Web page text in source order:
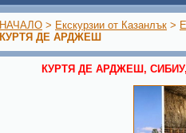
НАЧАЛО > Екскурзии от Казанлък >
КУРТЯ ДЕ АРДЖЕШ
КУРТЯ ДЕ АРДЖЕШ,